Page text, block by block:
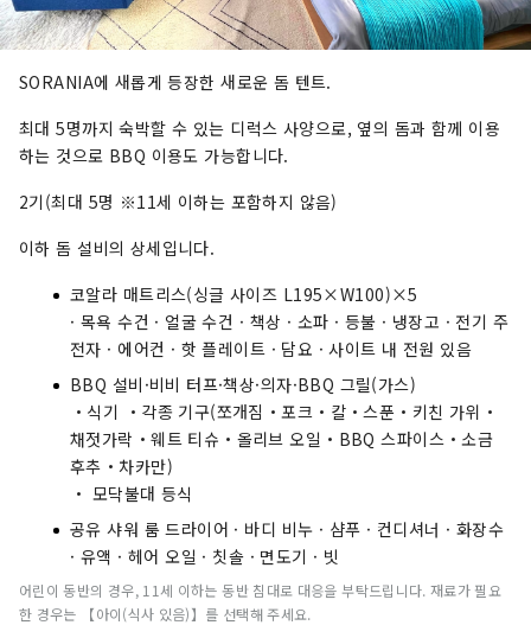
SORANIA에 새롭게 등장한 새로운 돔 텐트.
최대 5명까지 숙박할 수 있는 디럭스 사양으로, 옆의 돔과 함께 이용
하는 것으로 BBQ 이용도 가능합니다.
2기(최대 5명 ※11세 이하는 포함하지 않음)
이하 돔 설비의 상세입니다.
코알라 매트리스(싱글 사이즈 L195×W100)×5
· 목욕 수건 · 얼굴 수건 · 책상 · 소파 · 등불 · 냉장고 · 전기 주
전자 · 에어컨 · 핫 플레이트 · 담요 · 사이트 내 전원 있음
BBQ 설비·비비 터프·책상·의자·BBQ 그릴(가스)
・식기 ・각종 기구(쪼개짐・포크・칼・스푼・키친 가위・
채젓가락・웨트 티슈・올리브 오일・BBQ 스파이스・소금
후추・차카만)
・ 모닥불대 등식
공유 샤워 룸 드라이어 · 바디 비누 · 샴푸 · 컨디셔너 · 화장수
· 유액 · 헤어 오일 · 칫솔 · 면도기 · 빗
어린이 동반의 경우, 11세 이하는 동반 침대로 대응을 부탁드립니다. 재료가 필요
한 경우는 【아이(식사 있음)】를 선택해 주세요.